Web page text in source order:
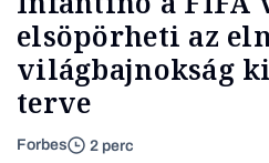
elsöpörheti az
világbajnokság
terve
Forbes 2 perc